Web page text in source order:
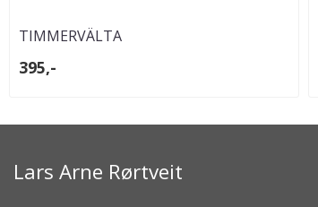
TIMMERVÄLTA
395,-
Lars Arne Rørtveit